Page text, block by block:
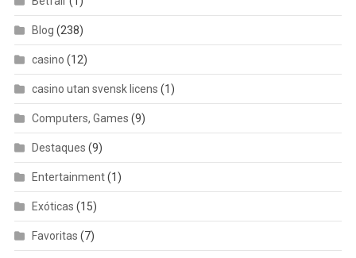
Blog (238)
casino (12)
casino utan svensk licens (1)
Computers, Games (9)
Destaques (9)
Entertainment(1)
Exóticas (15)
Favoritas (7)